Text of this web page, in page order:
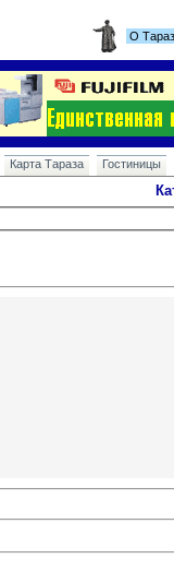
О
Карта Тараза Гостиницы